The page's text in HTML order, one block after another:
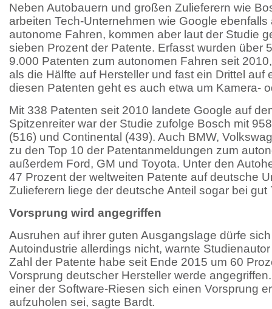
Neben Autobauern und großen Zulieferern wie
arbeiten Tech-Unternehmen wie Google
autonome Fahren, kommen aber laut der Studie
sieben Prozent der Patente. Erfasst wurden über
9.000 Patenten zum autonomen Fahren seit
als die Hälfte auf Hersteller und fast ein Drittel auf
diesen Patenten geht es auch etwa um Kamera-
Mit 338 Patenten seit 2010 landete Google auf
Spitzenreiter war der Studie zufolge Bosch mit
(516) und Continental (439). Auch BMW,
zu den Top 10 der Patentanmeldungen zum
außerdem Ford, GM und Toyota. Unter den
47 Prozent der weltweiten Patente auf deutsche
Zulieferern liege der deutsche Anteil sogar bei gut
Vorsprung wird angegriffen
Ausruhen auf ihrer guten Ausgangslage dürfe
Autoindustrie allerdings nicht, warnte
Zahl der Patente habe seit Ende 2015 um 60
Vorsprung deutscher Hersteller werde
einer der Software-Riesen sich einen Vorsprung
aufzuholen sei, sagte Bardt.